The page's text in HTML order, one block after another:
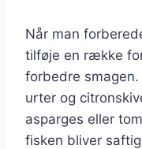
Når man
tilføje en række
forbedre
urter og
asparges eller
fisken bliver